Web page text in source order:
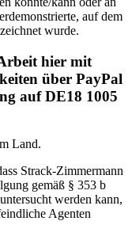
auf dem
wurde.
hier mit
über PayPal
auf DE18 1005
Land.
Strack-Zimmermann
gemäß § 353 b
werden kann,
Agenten